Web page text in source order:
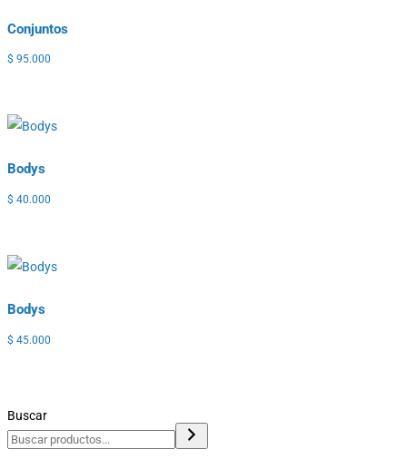
Conjuntos
$ 95.000
Bodys
$ 40.000
Bodys
$ 45.000
Buscar